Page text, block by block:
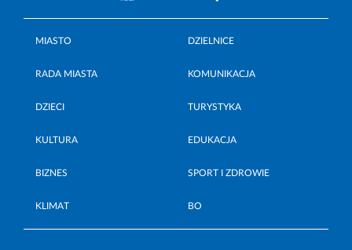
MIASTO DZIELNICE
RADA MIASTA KOMUNIKACJA
DZIECI TURYSTYKA
KULTURA EDUKACJA
BIZNES SPORT I ZDROWIE
KLIMAT BO